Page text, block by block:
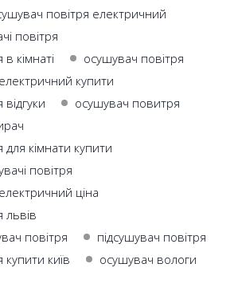
повітря електричний
повітря
кімнаті
осушувач повітря
купити
осушувач повитря
кімнати купити
повітря
ціна
львів
повітря
підсушувач повітря
київ
осушувач вологи